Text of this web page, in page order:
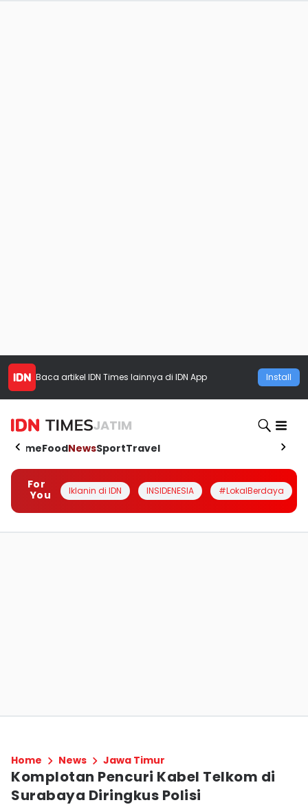
Baca artikel IDN Times lainnya di IDN App Install
JATIM
HomeFoodNewsSportTravel
For
You
Iklanin di IDN INSIDENESIA #LokalBerdaya
Home News Jawa Timur
Komplotan Pencuri Kabel Telkom di
Surabaya Diringkus Polisi